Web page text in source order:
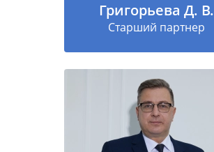
Григорьева Д. В.
Старший партнер